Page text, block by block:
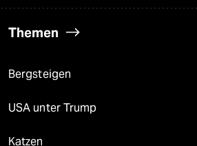
Themen
Bergsteigen
USA unter Trump
Katzen